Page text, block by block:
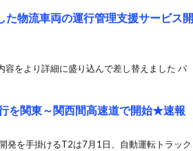
物流車両の運行管理支援サービス開
をより詳細に盛り込んで差し替えました パ
を関東～関西間高速道で開始★速報
発を手掛けるT2は7月1日、自動運転トラック